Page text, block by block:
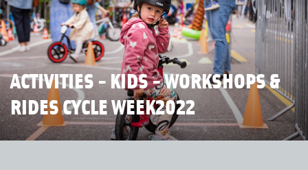
ACTIVITIES - KIDS - WORKSHOPS &
RIDES CYCLE WEEK2022